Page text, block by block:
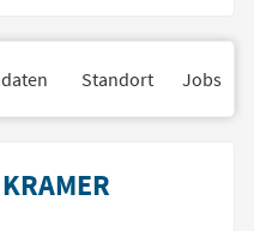
Standort Jobs